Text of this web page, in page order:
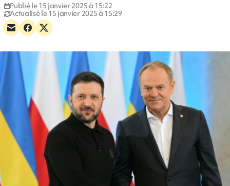
Publié le 15 janvier 2025 à 15:22
Actualisé le 15 janvier 2025 à 15:29